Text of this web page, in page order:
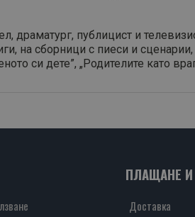
драматург, публицист и
на сборници с пиеси и
си дете”, „Родителите като
ПЛАЩАНЕ
Доставка